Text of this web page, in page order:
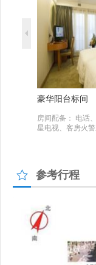
来让
豪华阳台标间
房间配备： 电话
星电视、客房火
自助餐厅
参考行程